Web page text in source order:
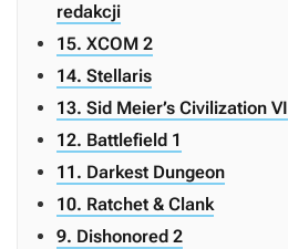
redakcji
15. XCOM 2
14. Stellaris
13. Sid Meier’s Civilization VI
12. Battlefield 1
11. Darkest Dungeon
10. Ratchet & Clank
9. Dishonored 2